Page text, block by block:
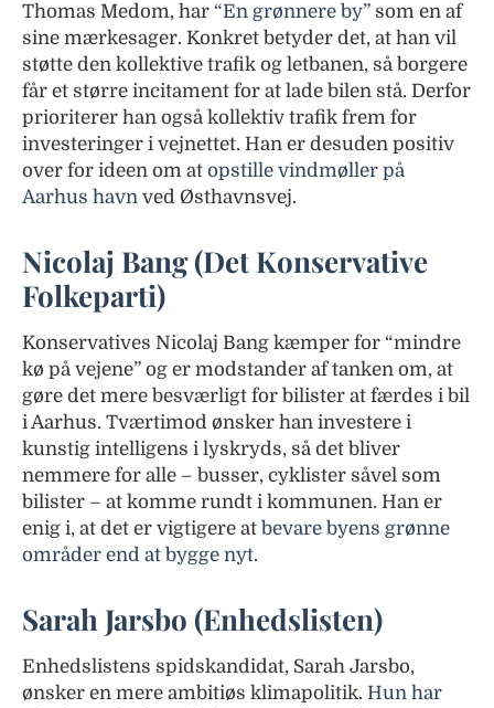
Thomas Medom, har “En grønnere by” som en af
sine mærkesager. Konkret betyder det, at han vil
støtte den kollektive trafik og letbanen, så borgere
får et større incitament for at lade bilen stå. Derfor
prioriterer han også kollektiv trafik frem for
investeringer i vejnettet. Han er desuden positiv
over for ideen om at opstille vindmøller på
Aarhus havn ved Østhavnsvej.
Nicolaj Bang (Det Konservative
Folkeparti)
Konservatives Nicolaj Bang kæmper for “mindre
kø på vejene” og er modstander af tanken om, at
gøre det mere besværligt for bilister at færdes i bil
i Aarhus. Tværtimod ønsker han investere i
kunstig intelligens i lyskryds, så det bliver
nemmere for alle – busser, cyklister såvel som
bilister – at komme rundt i kommunen. Han er
enig i, at det er vigtigere at bevare byens grønne
områder end at bygge nyt.
Sarah Jarsbo (Enhedslisten)
Enhedslistens spidskandidat, Sarah Jarsbo,
ønsker en mere ambitiøs klimapolitik. Hun har